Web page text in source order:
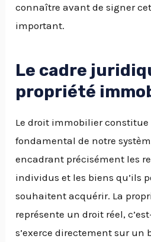
connaître avant de signer
important.
Le cadre
propriété
Le droit immobilier
fondamental de notre
encadrant précisément les
individus et les biens qu’ils
souhaitent acquérir. La
représente un droit réel,
s’exerce directement sur un